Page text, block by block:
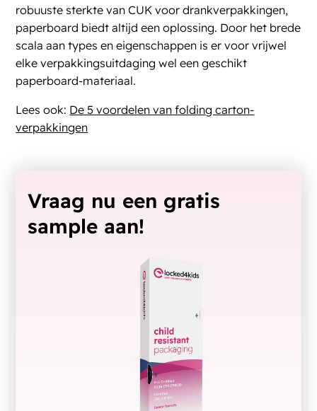
robuuste sterkte van CUK voor drankverpakkingen,
paperboard biedt altijd een oplossing. Door het brede
scala aan types en eigenschappen is er voor vrijwel
elke verpakkingsuitdaging wel een geschikt
paperboard-materiaal.
Lees ook: De 5 voordelen van folding carton-
verpakkingen
Vraag nu een gratis
sample aan!